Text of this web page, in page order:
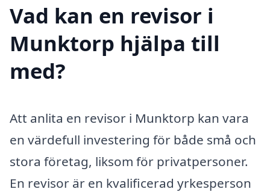
Vad kan en revisor i
Munktorp hjälpa till
med?
Att anlita en revisor i Munktorp kan vara
en värdefull investering för både små och
stora företag, liksom för privatpersoner.
En revisor är en kvalificerad yrkesperson